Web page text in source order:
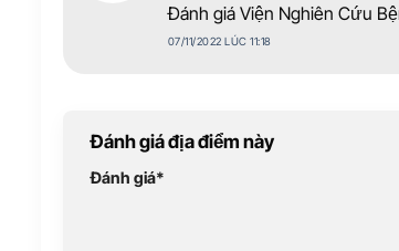
Đánh giá Viện Nghiên Cứu
07/11/2022 LÚC 11:18
Đánh giá địa điểm này
Đánh giá*